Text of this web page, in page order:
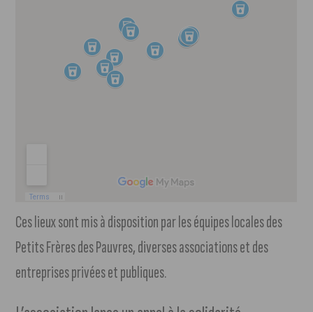
Ces lieux sont mis à disposition par les équipes locales des
Petits Frères des Pauvres, diverses associations et des
entreprises privées et publiques.